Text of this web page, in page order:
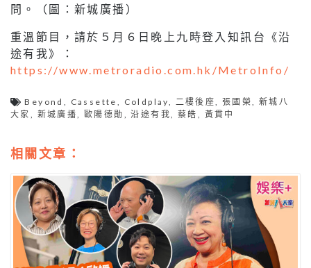
問。（圖：新城廣播）
重溫節目，請於５月６日晚上九時登入知訊台《沿
途有我》：
https://www.metroradio.com.hk/MetroInfo/
Beyond , Cassette , Coldplay, 二樓後座,張國榮,新城八
大家 , 新城廣播, 歐陽德勛 ,沿途有我, 蔡皓 , 黃貫中
相關文章：